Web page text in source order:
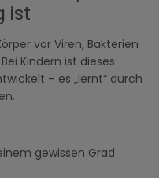
ist
vor Viren, Bakterien
Kindern ist dieses
– es „lernt“ durch
gewissen Grad